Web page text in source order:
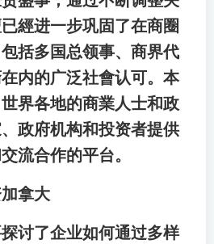
經进一步巩固了在商圈
括多国总领事、商界代
内的广泛社會认可。本
界各地的商業人士和政
政府机构和投资者提供
流合作的平台。
拿大
讨了企业如何通过多样